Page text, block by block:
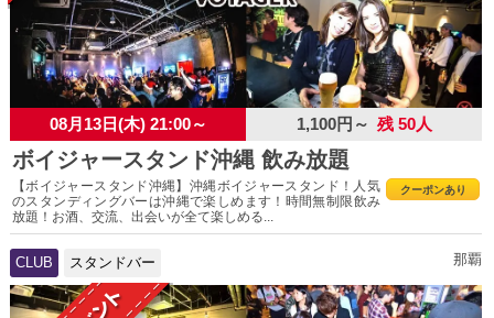
08月13日(木) 21:00～ 1,100円～ 残 50人
ボイジャースタンド沖縄 飲み放題
クーポンあり
【ボイジャースタンド沖縄】沖縄ボイジャースタンド！人気
のスタンディングバーは沖縄で楽しめます！時間無制限飲み
放題！お酒、交流、出会いが全て楽しめる...
CLUB スタンドバー 那覇